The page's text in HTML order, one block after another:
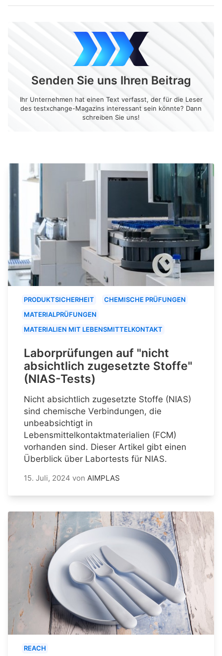
Senden Sie uns Ihren Beitrag
Ihr Unternehmen hat einen Text verfasst, der für die Leser
des testxchange-Magazins interessant sein könnte? Dann
schreiben Sie uns!
PRODUKTSICHERHEIT
CHEMISCHE PRÜFUNGEN
MATERIALPRÜFUNGEN
MATERIALIEN MIT LEBENSMITTELKONTAKT
Laborprüfungen auf "nicht
absichtlich zugesetzte Stoffe"
(NIAS-Tests)
Nicht absichtlich zugesetzte Stoffe (NIAS)
sind chemische Verbindungen, die
unbeabsichtigt in
Lebensmittelkontaktmaterialien (FCM)
vorhanden sind. Dieser Artikel gibt einen
Überblick über Labortests für NIAS.
15. Juli, 2024 von AIMPLAS
REACH